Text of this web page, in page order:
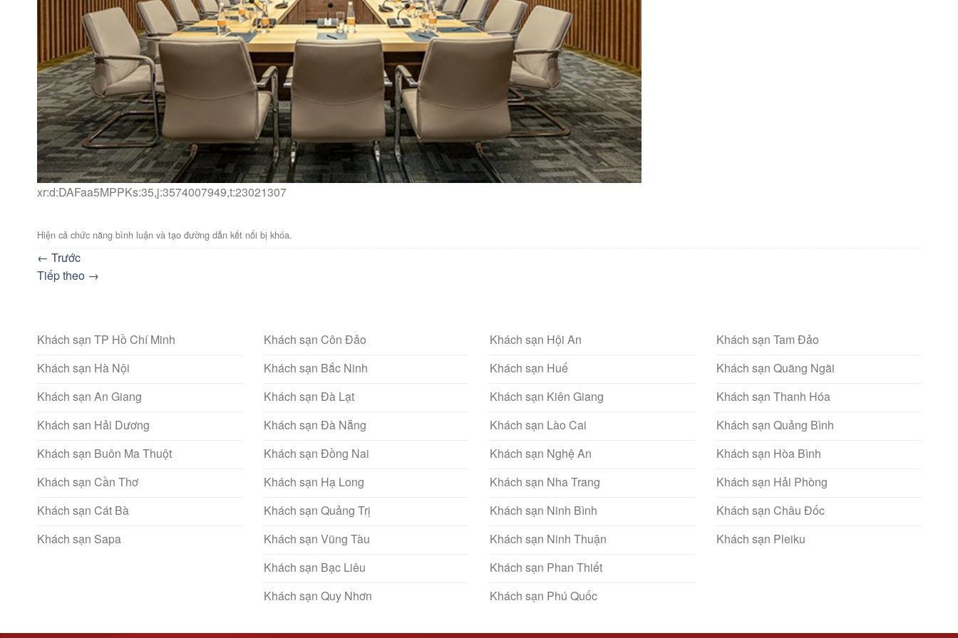
xr:d:DAFaa5MPPKs:35,j:3574007949,t:23021307
Hiện cả chức năng bình luận và tạo đường dẫn kết nối bị khóa.
← Trước
Tiếp theo →
Khách sạn TP Hồ Chí Minh
Khách sạn Hà Nội
Khách sạn An Giang
Khách san Hải Dương
Khách sạn Buôn Ma Thuột
Khách sạn Cần Thơ
Khách sạn Cát Bà
Khách sạn Sapa
Khách sạn Côn Đảo
Khách sạn Bắc Ninh
Khách sạn Đà Lạt
Khách sạn Đà Nẵng
Khách sạn Đồng Nai
Khách sạn Hạ Long
Khách sạn Quảng Trị
Khách sạn Vũng Tàu
Khách sạn Bạc Liêu
Khách sạn Quy Nhơn
Khách sạn Hội An
Khách sạn Huế
Khách sạn Kiên Giang
Khách sạn Lào Cai
Khách sạn Nghệ An
Khách sạn Nha Trang
Khách sạn Ninh Bình
Khách sạn Ninh Thuận
Khách sạn Phan Thiết
Khách sạn Phú Quốc
Khách sạn Tam Đảo
Khách sạn Quãng Ngãi
Khách sạn Thanh Hóa
Khách sạn Quảng Bình
Khách sạn Hòa Bình
Khách sạn Hải Phòng
Khách sạn Châu Đốc
Khách sạn Pleiku